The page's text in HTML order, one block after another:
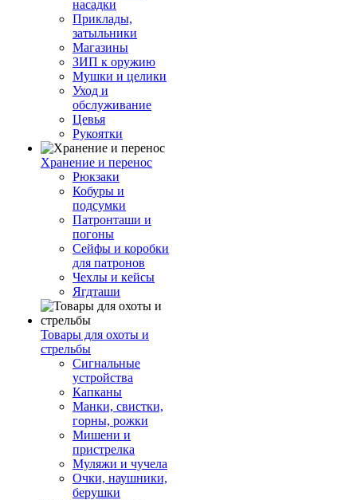
насадки
Приклады,
затыльники
Магазины
ЗИП к оружию
Мушки и целики
Уход и
обслуживание
Цевья
Рукоятки
Хранение и перенос
Рюкзаки
Кобуры и
подсумки
Патронташи и
погоны
Сейфы и коробки
для патронов
Чехлы и кейсы
Ягдташи
Товары для охоты и
стрельбы
Сигнальные
устройства
Капканы
Манки, свистки,
горны, рожки
Мишени и
пристрелка
Муляжи и чучела
Очки, наушники,
берушки